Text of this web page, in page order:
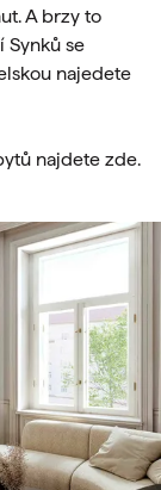
A brzy to
Synků se
najedete
najdete zde.